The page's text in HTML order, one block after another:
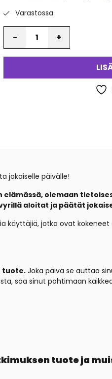
Varastossa
jokaiselle päivälle!
olemaan
aloitat ja päätät
käyttäjiä, jotka ovat
tuote. Joka päivä se auttaa
saa sinut pohtimaan
tuote ja